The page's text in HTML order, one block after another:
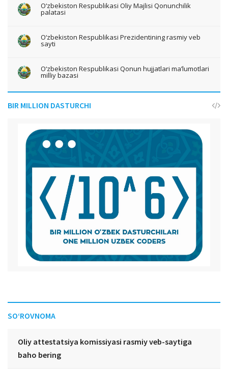
O‘zbekiston Respublikasi Oliy Majlisi Qonunchilik
palatasi
O‘zbekiston Respublikasi Prezidentining rasmiy veb
sayti
O‘zbekiston Respublikasi Qonun hujjatlari ma’lumotlari
milliy bazasi
BIR MILLION DASTURCHI
SO‘ROVNOMA
Oliy attestatsiya komissiyasi rasmiy veb-saytiga
baho bering